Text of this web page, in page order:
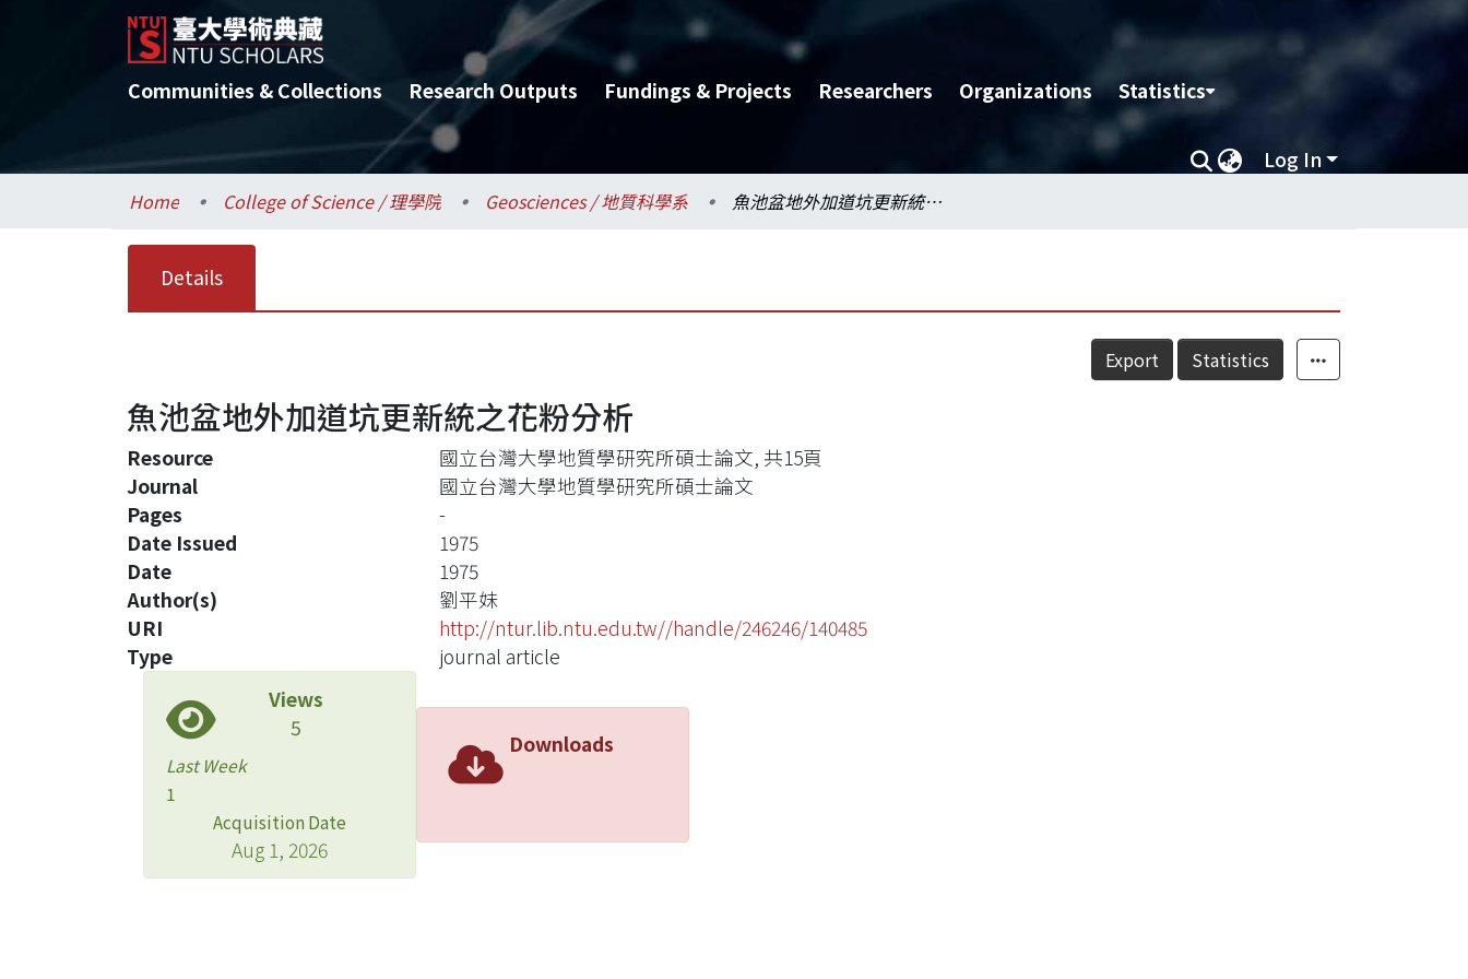
Communities & Collections Research Outputs Fundings & Projects Researchers Organizations Statistics
Log In
Home College of Science / 理學院 Geosciences / 地質科學系 魚池盆地外加道坑更新統之花粉分析
Details
Export Statistics
魚池盆地外加道坑更新統之花粉分析
Resource
國立台灣大學地質學研究所碩士論文, 共15頁
Journal
國立台灣大學地質學研究所碩士論文
Pages
-
Date Issued
1975
Date
1975
Author(s)
劉平妹
URI
http://ntur.lib.ntu.edu.tw//handle/246246/140485
Type
journal article
Views
5
Last Week
1
Acquisition Date
Aug 1, 2026
Downloads